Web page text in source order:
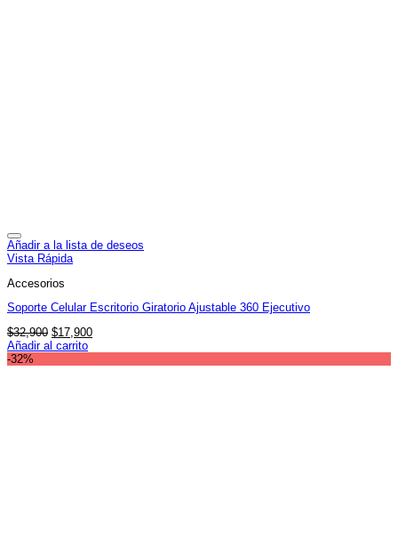
Añadir a la lista de deseos
Vista Rápida
Accesorios
Soporte Celular Escritorio Giratorio Ajustable 360 Ejecutivo
$32,900 El
precio
$17,900El
Añadir al carrito
-32%